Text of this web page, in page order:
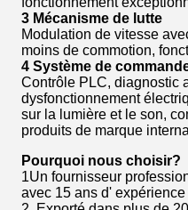
3 Mécanisme de lutte
Modulation de vitesse
moins de commotion,
4 Système de
Contrôle PLC, diagnostic
dysfonctionnement
sur la lumière et le son,
produits de marque
Pourquoi nous choisir?
1Un fournisseur
avec 15 ans d' expérience